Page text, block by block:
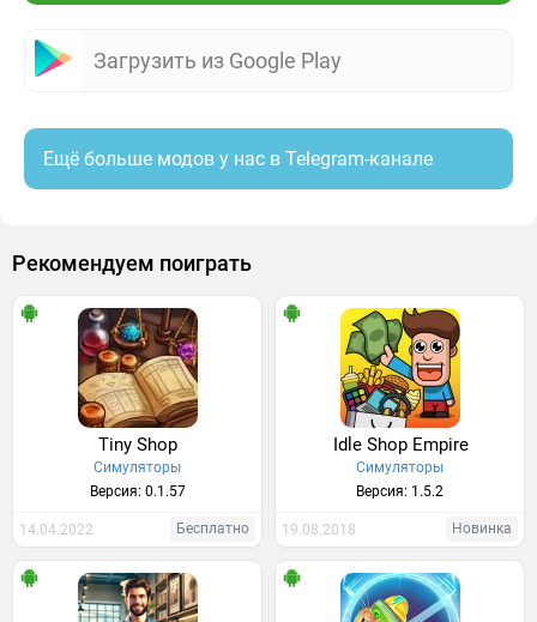
Загрузить из Google Play
Ещё больше модов у нас в Telegram-канале
Рекомендуем поиграть
Tiny Shop
Симуляторы
Версия: 0.1.57
14.04.2022 Бесплатно
Idle Shop Empire
Симуляторы
Версия: 1.5.2
19.08.2018 Новинка